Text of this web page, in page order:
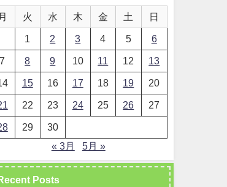
月 火 水 木 金 土 日
1 2 3 4 5 6
7 8 9 10 11 12 13
15 16 17 18 19 20
22 23 24 25 26 27
29
30
« 3月
5月 »
Posts